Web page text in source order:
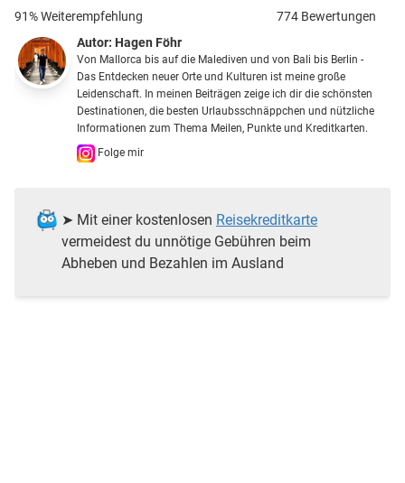
91% Weiterempfehlung
774 Bewertungen
Autor: Hagen Föhr
Von Mallorca bis auf die Malediven und von Bali bis Berlin -
Das Entdecken neuer Orte und Kulturen ist meine große
Leidenschaft. In meinen Beiträgen zeige ich dir die schönsten
Destinationen, die besten Urlaubsschnäppchen und nützliche
Informationen zum Thema Meilen, Punkte und Kreditkarten.
Folge mir
➤ Mit einer kostenlosen Reisekreditkarte
vermeidest du unnötige Gebühren beim
Abheben und Bezahlen im Ausland